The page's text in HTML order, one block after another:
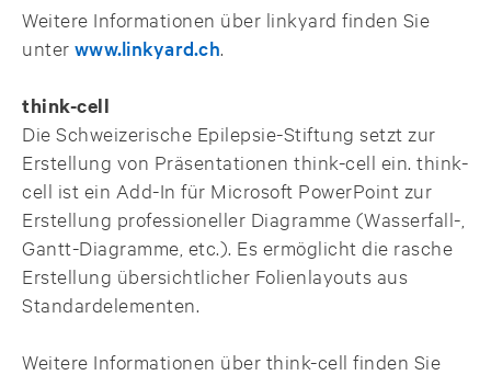
Weitere Informationen über linkyard finden Sie
unter www.linkyard.ch.
think-cell
Die Schweizerische Epilepsie-Stiftung setzt zur
Erstellung von Präsentationen think-cell ein. think-
cell ist ein Add-In für Microsoft PowerPoint zur
Erstellung professioneller Diagramme (Wasserfall-,
Gantt-Diagramme, etc.). Es ermöglicht die rasche
Erstellung übersichtlicher Folienlayouts aus
Standardelementen.
Weitere Informationen über think-cell finden Sie